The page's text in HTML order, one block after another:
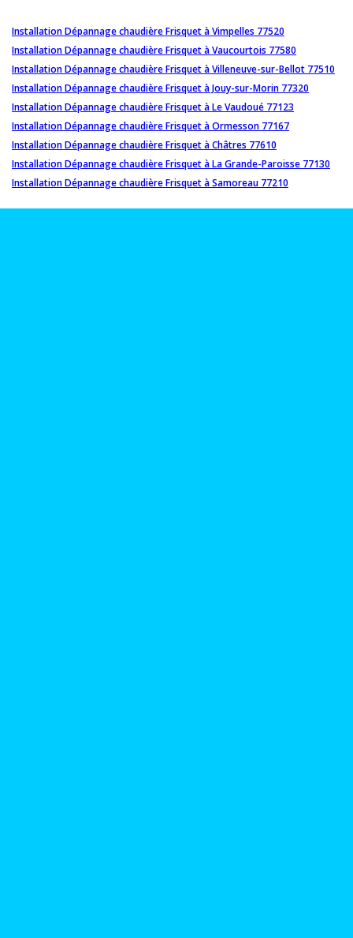
Installation Dépannage chaudière Frisquet à Vimpelles 77520
Installation Dépannage chaudière Frisquet à Vaucourtois 77580
Installation Dépannage chaudière Frisquet à Villeneuve-sur-Bellot 77510
Installation Dépannage chaudière Frisquet à Jouy-sur-Morin 77320
Installation Dépannage chaudière Frisquet à Le Vaudoué 77123
Installation Dépannage chaudière Frisquet à Ormesson 77167
Installation Dépannage chaudière Frisquet à Châtres 77610
Installation Dépannage chaudière Frisquet à La Grande-Paroisse 77130
Installation Dépannage chaudière Frisquet à Samoreau 77210